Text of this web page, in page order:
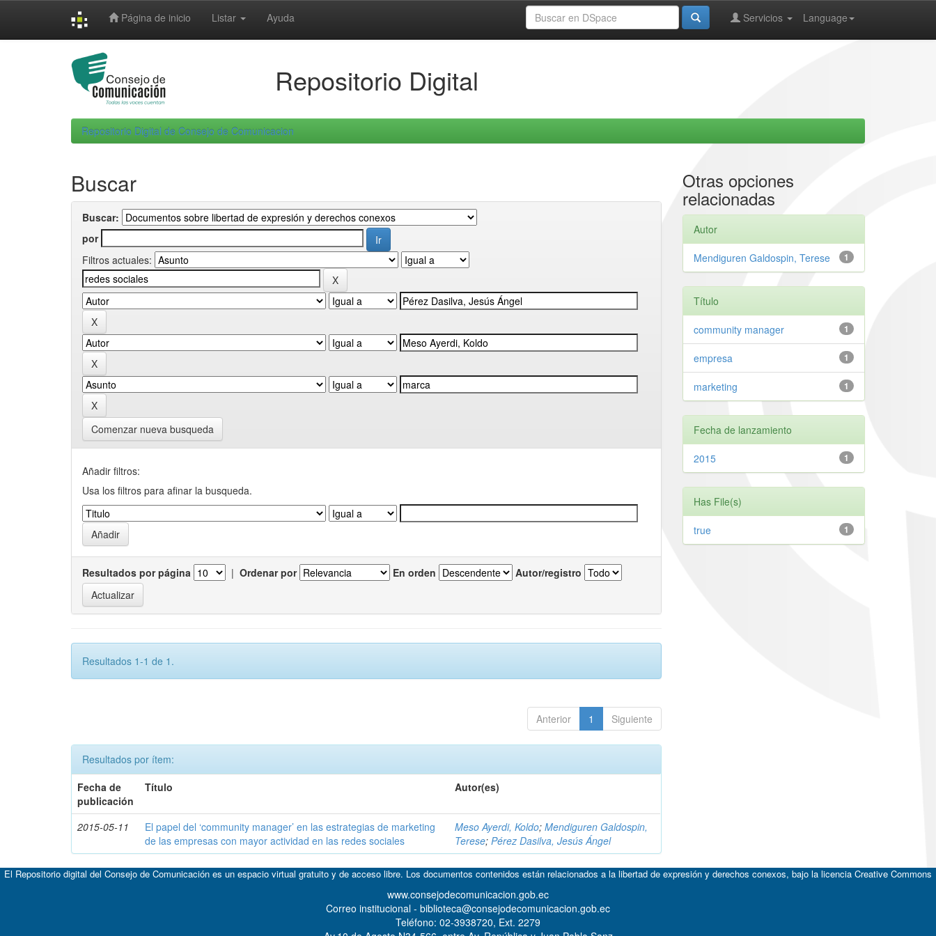
Página de inicio Listar Ayuda Language
Servicios
Repositorio Digital
Repositorio Digital de Consejo de Comunicacion
Buscar
Buscar:
por
Filtros actuales:
Comenzar nueva busqueda
Añadir filtros:
Usa los filtros para afinar la busqueda.
Resultados por página | Ordenar por En orden Autor/registro
Resultados 1-1 de 1.
Anterior 1 Siguiente
Resultados por ítem:
Fecha de
publicación
Título Autor(es)
2015-05-11
El papel del ‘community manager’ en las estrategias de marketing
de las empresas con mayor actividad en las redes sociales
Meso Ayerdi, Koldo;Mendiguren Galdospin,
Terese;Pérez Dasilva, Jesús Ángel
Otras opciones
relacionadas
Autor
1
Mendiguren Galdospin, Terese
Título
1
community manager
1
empresa
1
marketing
Fecha de lanzamiento
1
2015
Has File(s)
1
true
El Repositorio digital del Consejo de Comunicación es un espacio virtual gratuito y de acceso libre. Los documentos contenidos están relacionados a la libertad de expresión y derechos conexos, bajo la licencia Creative Commons
www.consejodecomunicacion.gob.ec
Correo institucional - biblioteca@consejodecomunicacion.gob.ec
Teléfono: 02-3938720, Ext. 2279